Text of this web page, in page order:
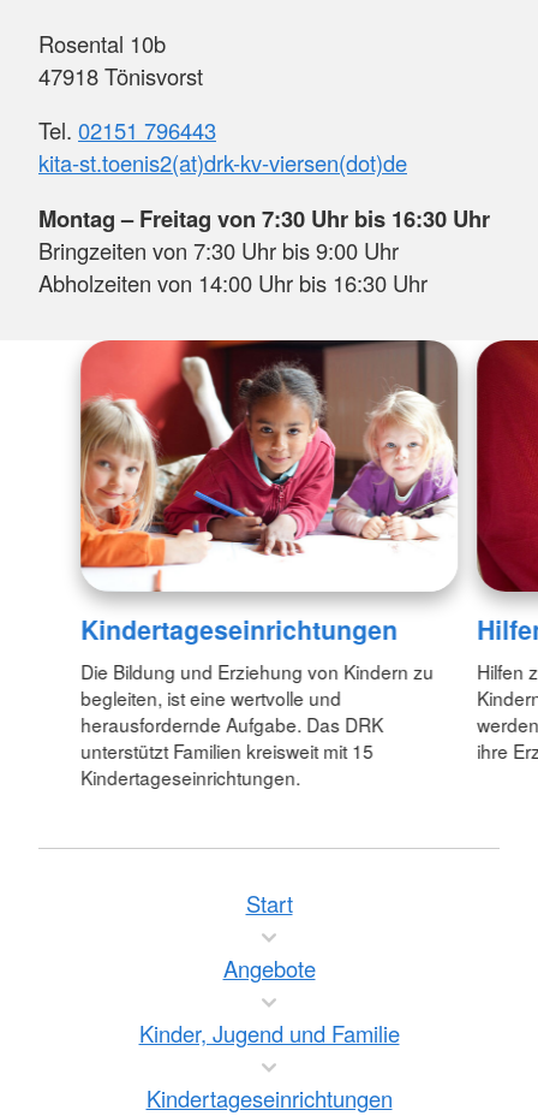
Rosental 10b
47918 Tönisvorst
Tel. 02151 796443
kita-st.toenis2(at)drk-kv-viersen(dot)de
Montag – Freitag von 7:30 Uhr bis 16:30 Uhr
Bringzeiten von 7:30 Uhr bis 9:00 Uhr
Abholzeiten von 14:00 Uhr bis 16:30 Uhr
Kindertageseinrichtungen
Die Bildung und Erziehung von Kindern zu
begleiten, ist eine wertvolle und
herausfordernde Aufgabe. Das DRK
unterstützt Familien kreisweit mit 15
Kindertageseinrichtungen.
Hilfen
ihre
Start
Angebote
Kinder, Jugend und Familie
Kindertageseinrichtungen